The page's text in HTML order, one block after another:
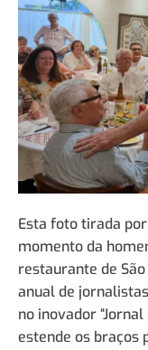
Esta foto tirada
momento da
restaurante de
anual de
no inovador
estende os braços